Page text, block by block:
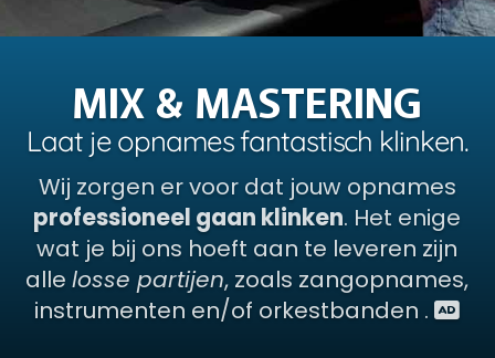
Wij zorgen er voor dat jouw opnames
professioneel gaan klinken. Het enige
wat je bij ons hoeft aan te leveren zijn
allelosse partijen, zoals zangopnames,
instrumenten en/of orkestbanden .
Laat je opnamesfantastisch klinken.
MIX & MASTERING